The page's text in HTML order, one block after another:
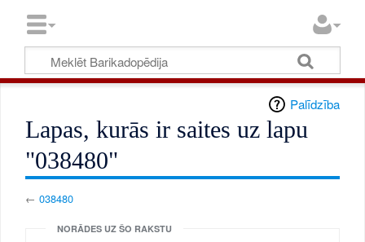
Palīdzība
Lapas, kurās ir saites uz lapu
"038480"
←038480
NORĀDES UZ ŠO RAKSTU